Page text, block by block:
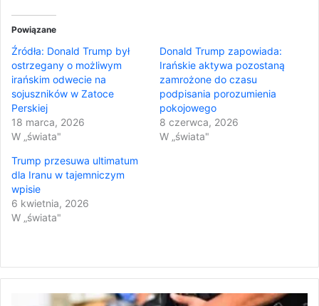
Powiązane
Źródła: Donald Trump był
ostrzegany o możliwym
irańskim odwecie na
sojuszników w Zatoce
Perskiej
18 marca, 2026
W „świata"
Donald Trump zapowiada:
Irańskie aktywa pozostaną
zamrożone do czasu
podpisania porozumienia
pokojowego
8 czerwca, 2026
W „świata"
Trump przesuwa ultimatum
dla Iranu w tajemniczym
wpisie
6 kwietnia, 2026
W „świata"